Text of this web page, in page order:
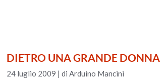
DIETRO UNA GRANDE DONNA
24 luglio 2009 |di Arduino Mancini